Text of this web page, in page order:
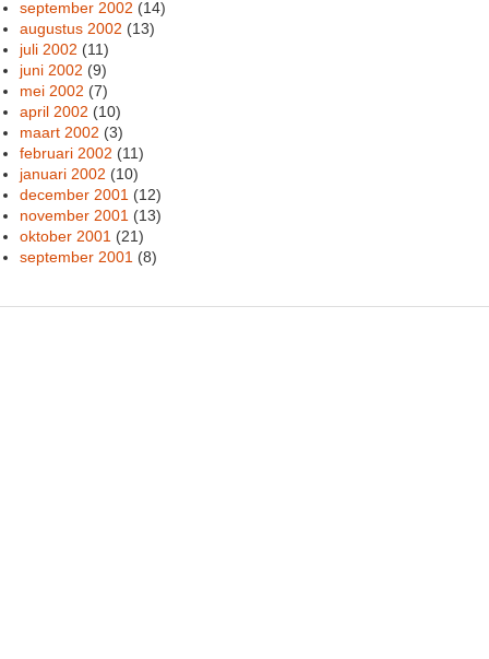
september 2002 (14)
augustus 2002 (13)
juli 2002 (11)
juni 2002 (9)
mei 2002 (7)
april 2002 (10)
maart 2002 (3)
februari 2002 (11)
januari 2002 (10)
december 2001 (12)
november 2001 (13)
oktober 2001 (21)
september 2001 (8)